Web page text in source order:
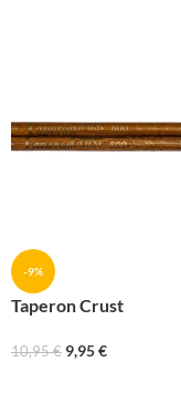
-9%
Taperon Crust
10,95€ 9,95€